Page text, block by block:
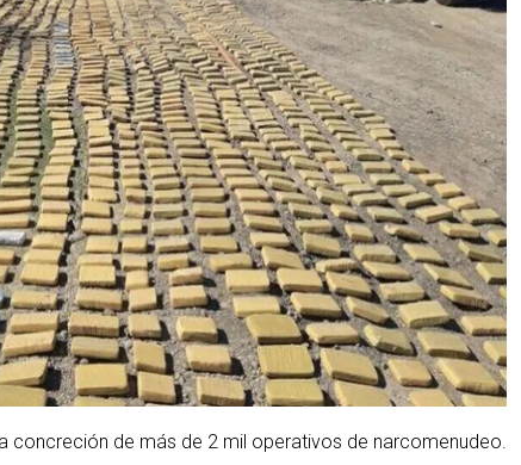
concreción de más de 2 mil operativos de narcomenudeo.